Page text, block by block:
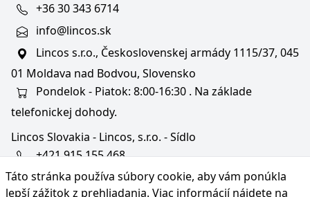
Táto stránka používa súbory cookie, aby vám ponúkla
lepší zážitok z prehliadania. Viac informácií nájdete na
+36 30 343 6714
info@lincos.sk
Lincos s.r.o., Československej armády 1115/37, 045
01 Moldava nad Bodvou, Slovensko
Pondelok - Piatok: 8:00-16:30 . Na základe
telefonickej dohody.
Lincos Slovakia - Lincos, s.r.o. - Sídlo
+421 915 155 468
+36/30 343 6714